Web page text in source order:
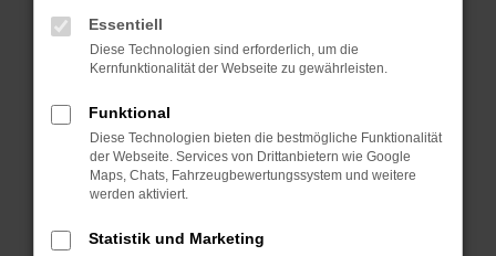
können das Laden bestimmter Seiten
verhindern. Funktioniert die Seite in einem
Fenster?
Starte dein Gerät neu.
Das kann manchmal helfen, vorübergehende
Probleme zu beheben.
Betriebssystem auf dem neuesten Stand
Essentiell
Diese Technologien sind erforderlich, um die
Kernfunktionalität der Webseite zu gewährleisten.
Funktional
Diese Technologien bieten die bestmögliche Funktionalität
der Webseite. Services von Drittanbietern wie Google
Maps, Chats, Fahrzeugbewertungssystem und weitere
werden aktiviert.
Statistik und Marketing